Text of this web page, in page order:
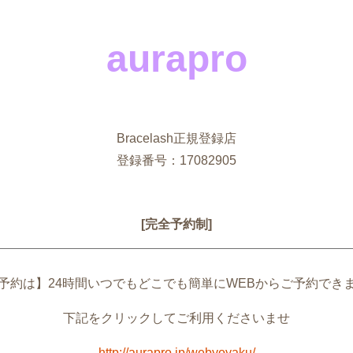
aurapro
Bracelash正規登録店
登録番号：17082905
[完全予約制]
約は】24時間いつでもどこでも簡単にWEBからご予約でき
下記をクリックしてご利用くださいませ